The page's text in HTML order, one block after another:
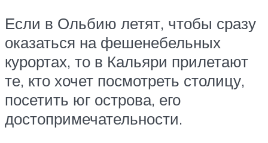
Если в Ольбию летят, чтобы сразу
оказаться на фешенебельных
курортах, то в Кальяри прилетают
те, кто хочет посмотреть столицу,
посетить юг острова, его
достопримечательности.